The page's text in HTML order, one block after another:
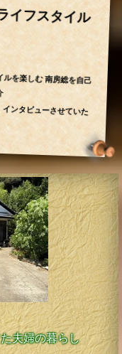
イフスタイル
ルを楽しむ南房総を自己
ンタビューさせていた
夫婦の暮らし